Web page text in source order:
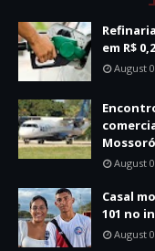
em R$
August
Mossoró
August
Casal
101 no
August